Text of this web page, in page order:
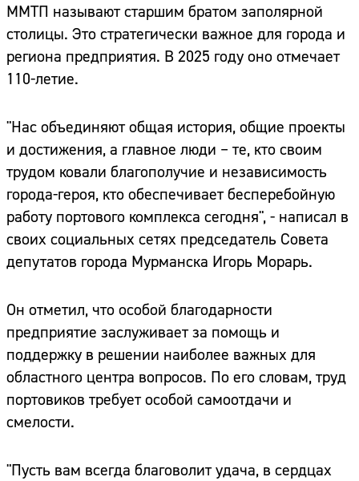
ММТП называют старшим братом заполярной
столицы. Это стратегически важное для города и
региона предприятия. В 2025 году оно отмечает
110-летие.
"Нас объединяют общая история, общие проекты
и достижения, а главное люди – те, кто своим
трудом ковали благополучие и независимость
города-героя, кто обеспечивает бесперебойную
работу портового комплекса сегодня", - написал в
своих социальных сетях председатель Совета
депутатов города Мурманска Игорь Морарь.
Он отметил, что особой благодарности
предприятие заслуживает за помощь и
поддержку в решении наиболее важных для
областного центра вопросов. По его словам, труд
портовиков требует особой самоотдачи и
смелости.
"Пусть вам всегда благоволит удача, в сердцах